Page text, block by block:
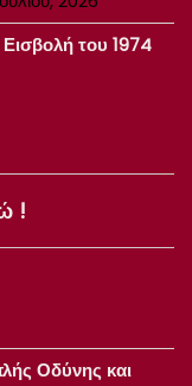
του 1974
!
Οδύνης και